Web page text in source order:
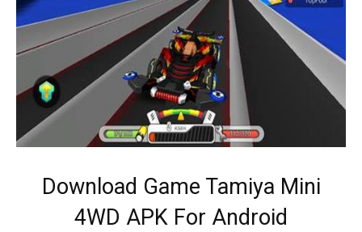
Download Game Tamiya Mini
4WD APK For Android